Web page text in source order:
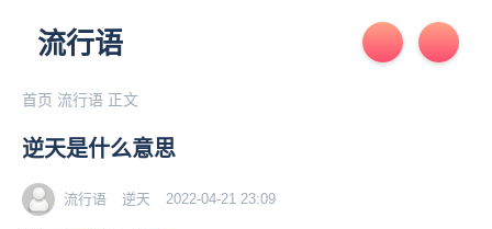
流行语
首页 流行语 正文
逆天是什么意思
流行语 逆天 2022-04-21 23:09